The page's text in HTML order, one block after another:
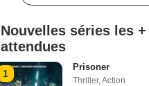
Nouvelles séries les +
attendues
1
Prisoner
Thriller,Action